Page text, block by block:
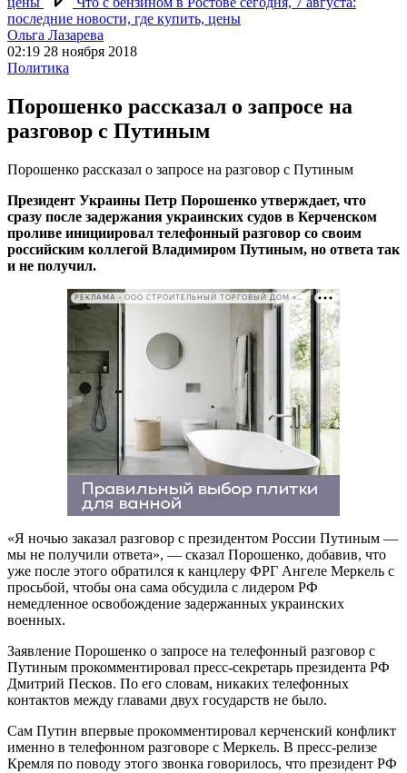
последние новости, где купить, цены
Ольга Лазарева
02:19 28 ноября 2018
Политика
Порошенко рассказал о запросе на
разговор с Путиным
Порошенко рассказал о запросе на разговор с Путиным
Президент Украины Петр Порошенко утверждает, что
сразу после задержания украинских судов в Керченском
проливе инициировал телефонный разговор со своим
российским коллегой Владимиром Путиным, но ответа так
и не получил.
РЕКЛАМА • ООО СТРОИТЕЛЬНЫЙ ТОРГОВЫЙ ДОМ «ПЕТРОВИЧ». ИНН: 7802348846
«Я ночью заказал разговор с президентом России Путиным —
мы не получили ответа», — сказал Порошенко, добавив, что
уже после этого обратился к канцлеру ФРГ Ангеле Меркель с
просьбой, чтобы она сама обсудила с лидером РФ
немедленное освобождение задержанных украинских
военных.
Заявление Порошенко о запросе на телефонный разговор с
Путиным прокомментировал пресс-секретарь президента РФ
Дмитрий Песков. По его словам, никаких телефонных
контактов между главами двух государств не было.
Сам Путин впервые прокомментировал керченский конфликт
именно в телефонном разговоре с Меркель. В пресс-релизе
Кремля по поводу этого звонка говорилось, что президент РФ